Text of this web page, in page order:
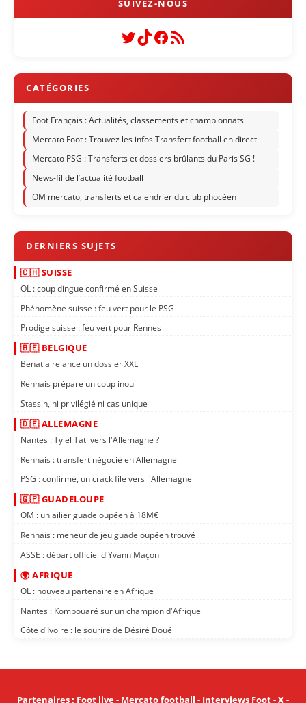
Twitter
TikTok
Facebook
Flux RSS
Foot Français : Actualités, classements et championnats
Mercato Foot : Trouvez les infos Transfert football en direct
Mercato PSG : Transferts et dossiers brûlants du Paris SG !
News-fil de l’actualité football
OM mercato, transferts et calendrier du club phocéen
🇨🇭 SUISSE
OL : coup dingue confirmé en Suisse
Phénomène suisse : feu vert pour le PSG
Prodige suisse : feu vert pour Rennes
🇧🇪 BELGIQUE
Benatia relance un dossier XXL
Rennais prépare un coup inouï
Stassin, ni privilégié ni cas unique
🇩🇪 ALLEMAGNE
Nantes : Tylel Tati vers l'Allemagne ?
Rennais : transfert négocié en Allemagne
PSG : confirmé, un crack file vers l'Allemagne
🇬🇵 GUADELOUPE
OM : un ailier guadeloupéen à 18M€
Rennais : meneur de jeu guadeloupéen trouvé
ASSE : départ officiel d'Yvann Maçon
🌍 AFRIQUE
OL : nouveau partenaire en Afrique
Nantes : Kombouaré sur un champion d'Afrique
Côte d'Ivoire : le sourire de Désiré Doué
Partenaires: Foot live- Mercato football - Interviews Foot-X-